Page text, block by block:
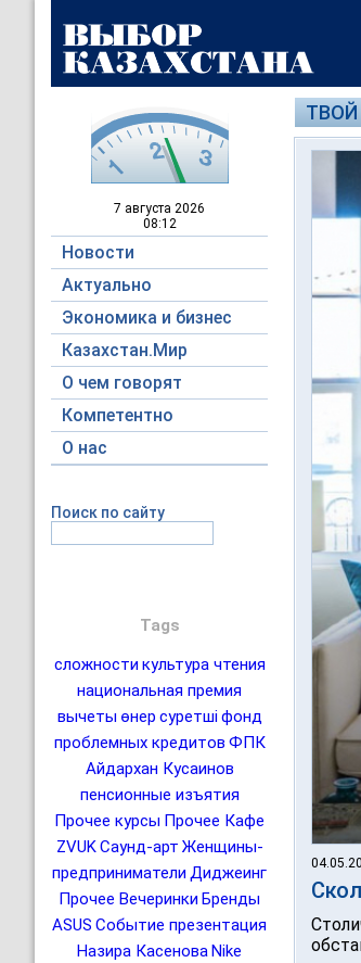
7 августа 2026
08:12
Новости
Актуально
Экономика и бизнес
Казахстан.Мир
О чем говорят
Компетентно
О нас
Поиск по сайту
Tags
сложности культура чтения
национальная премия
вычеты өнер суретшіфонд
проблемных кредитов ФПК
Айдархан Кусаинов
пенсионные изъятия
Прочее курсы Прочее Кафе
ZVUKСаунд-арт Женщины-
предприниматели Диджеинг
Прочее Вечеринки Бренды
ASUS Событие презентация
Назира Касенова Nike